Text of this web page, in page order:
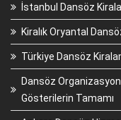
İstanbul Dansöz
Kiralık Oryantal
Türkiye Dansöz
Dansöz
Gösterilerin Tamamı